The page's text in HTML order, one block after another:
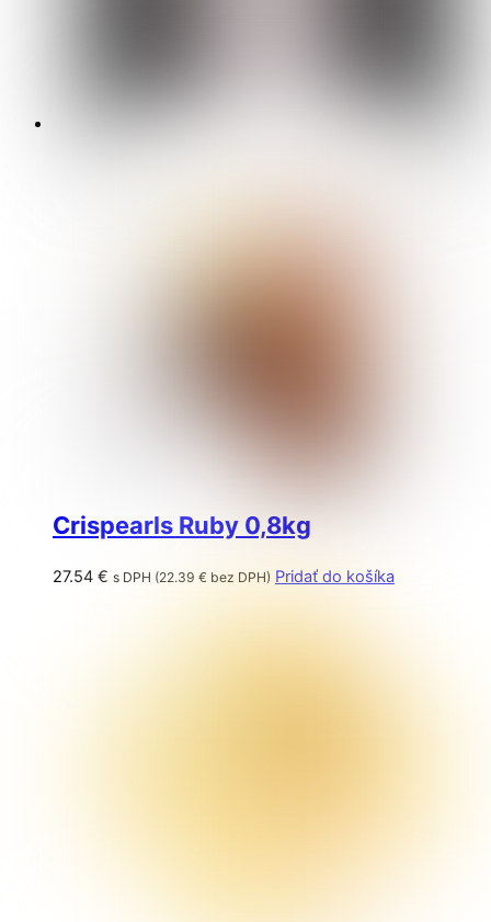
Crispearls Ruby 0,8kg
27.54 € s DPH (22.39 € bez DPH) Pridať do košíka